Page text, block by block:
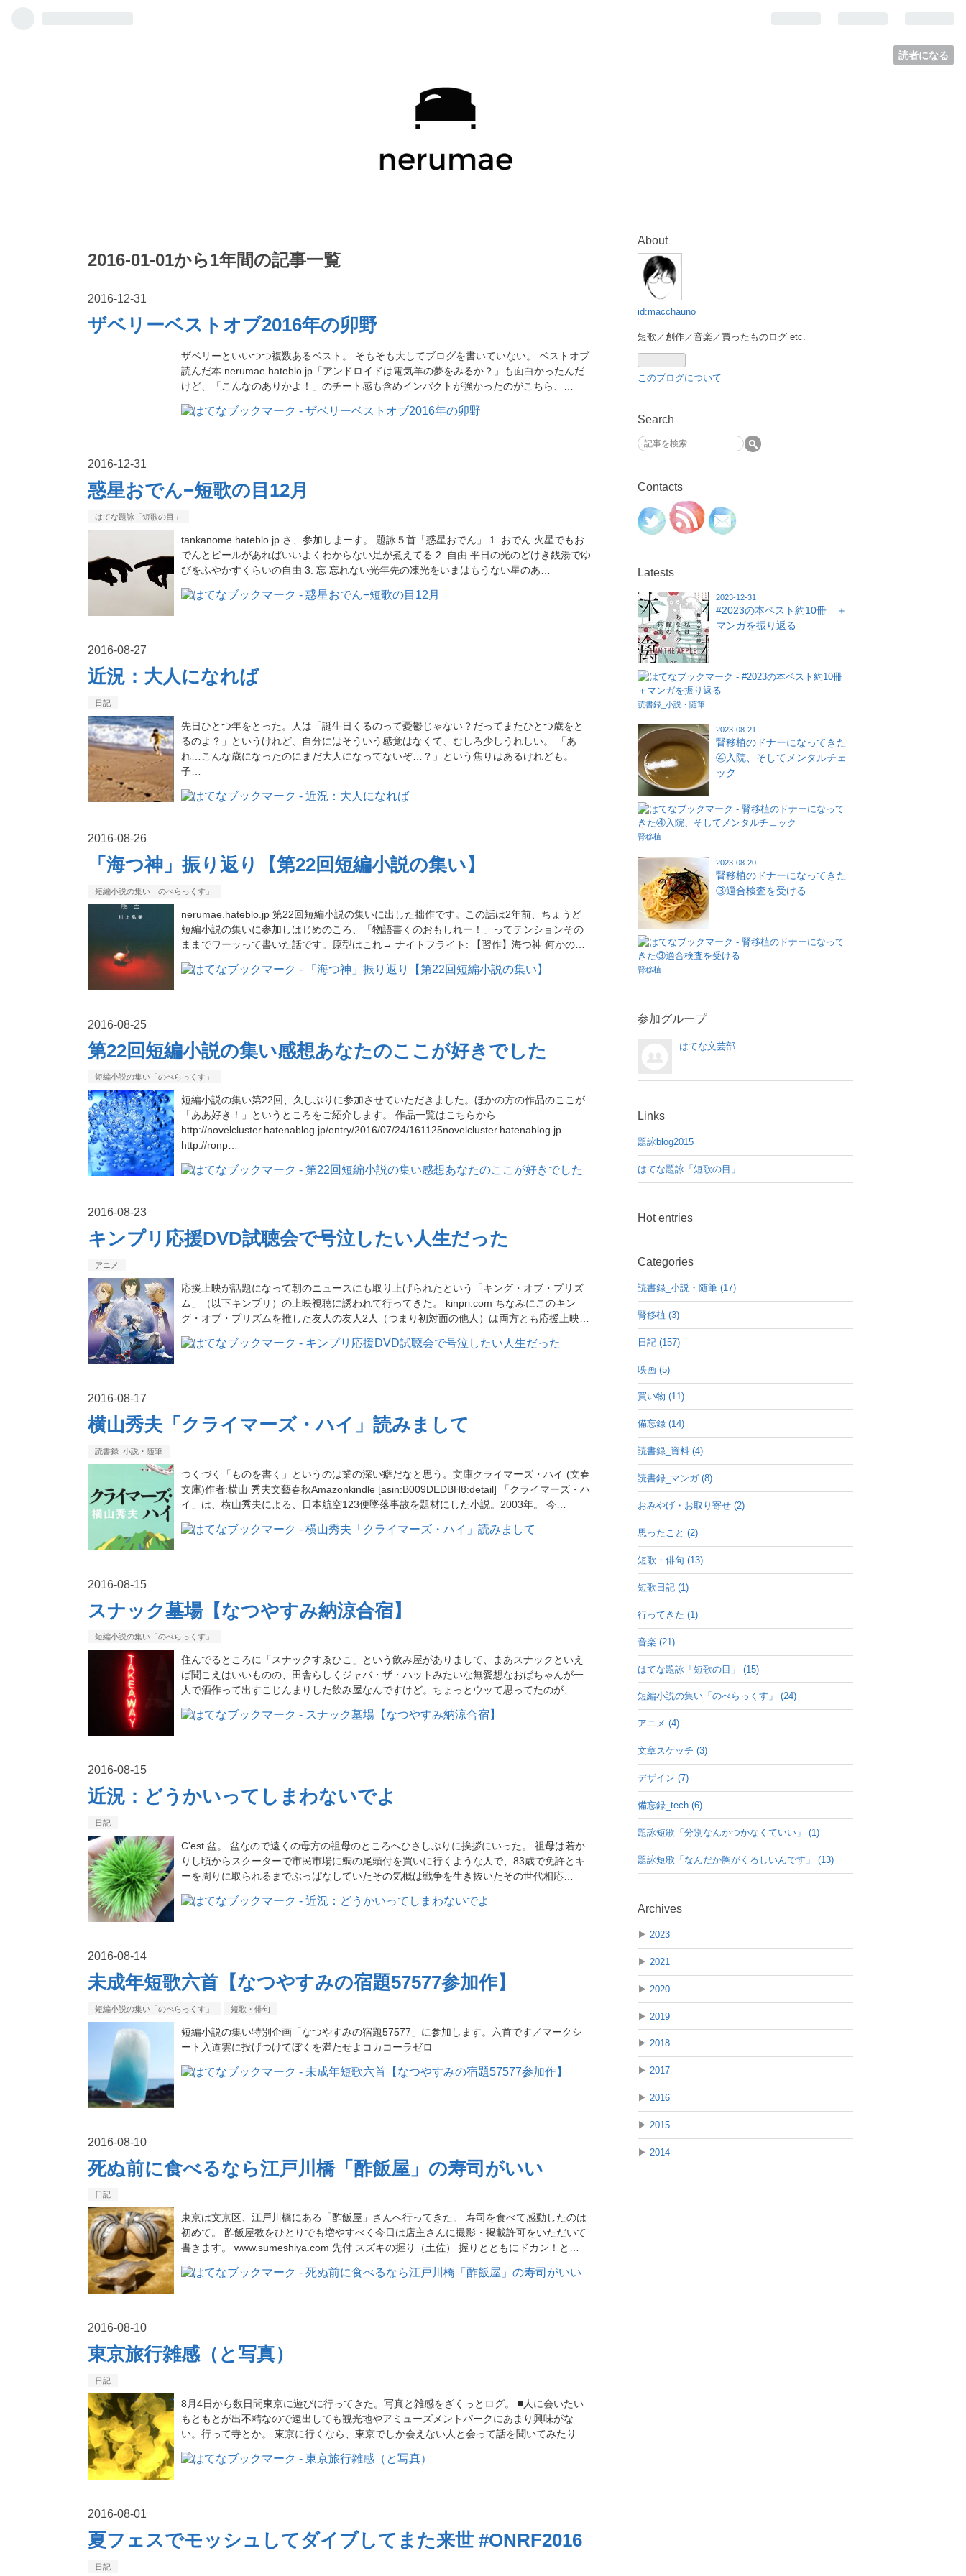
読者になる
2016-01-01から1年間の記事一覧
2016-12-31
ザベリーベストオブ2016年の卯野
ザベリーといいつつ複数あるベスト。 そもそも大してブログを書いていない。 ベストオブ
読んだ本 nerumae.hateblo.jp「アンドロイドは電気羊の夢をみるか？」も面白かったんだ
けど、「こんなのありかよ！」のチート感も含めインパクトが強かったのがこちら、…
2016-12-31
惑星おでん−短歌の目12月
はてな題詠「短歌の目」
tankanome.hateblo.jp さ、参加しまーす。 題詠５首「惑星おでん」 1. おでん 火星でもお
でんとビールがあればいいよくわからない足が煮えてる 2. 自由 平日の光のどけき銭湯でゆ
びをふやかすくらいの自由 3. 忘 忘れない光年先の凍光をいまはもうない星のあ…
2016-08-27
近況：大人になれば
日記
先日ひとつ年をとった。人は「誕生日くるのって憂鬱じゃない？だってまたひとつ歳をと
るのよ？」というけれど、自分にはそういう感覚はなくて、むしろ少しうれしい。 「あ
れ…こんな歳になったのにまだ大人になってないぞ…？」という焦りはあるけれども。
子…
2016-08-26
「海つ神」振り返り【第22回短編小説の集い】
短編小説の集い「のべらっくす」
nerumae.hateblo.jp 第22回短編小説の集いに出した拙作です。この話は2年前、ちょうど
短編小説の集いに参加しはじめのころ、「物語書くのおもしれー！」ってテンションその
ままでワーッって書いた話です。原型はこれ→ ナイトフライト: 【習作】海つ神 何かの…
2016-08-25
第22回短編小説の集い感想あなたのここが好きでした
短編小説の集い「のべらっくす」
短編小説の集い第22回、久しぶりに参加させていただきました。ほかの方の作品のここが
「ああ好き！」というところをご紹介します。 作品一覧はこちらから
http://novelcluster.hatenablog.jp/entry/2016/07/24/161125novelcluster.hatenablog.jp
http://ronp…
2016-08-23
キンプリ応援DVD試聴会で号泣したい人生だった
アニメ
応援上映が話題になって朝のニュースにも取り上げられたという「キング・オブ・プリズ
ム」（以下キンプリ）の上映視聴に誘われて行ってきた。 kinpri.com ちなみにこのキン
グ・オブ・プリズムを推した友人の友人2人（つまり初対面の他人）は両方とも応援上映…
2016-08-17
横山秀夫「クライマーズ・ハイ」読みまして
読書録_小説・随筆
つくづく「ものを書く」というのは業の深い癖だなと思う。文庫クライマーズ・ハイ (文春
文庫)作者:横山 秀夫文藝春秋Amazonkindle [asin:B009DEDBH8:detail] 「クライマーズ・ハ
イ」は、横山秀夫による、日本航空123便墜落事故を題材にした小説。2003年。 今…
2016-08-15
スナック墓場【なつやすみ納涼合宿】
短編小説の集い「のべらっくす」
住んでるところに「スナックすゑひこ」という飲み屋がありまして、まあスナックといえ
ば聞こえはいいものの、田舎らしくジャバ・ザ・ハットみたいな無愛想なおばちゃんが一
人で酒作って出すこじんまりした飲み屋なんですけど。ちょっとウッて思ってたのが、…
2016-08-15
近況：どうかいってしまわないでよ
日記
C'est 盆。 盆なので遠くの母方の祖母のところへひさしぶりに挨拶にいった。 祖母は若か
りし頃からスクーターで市民市場に鯛の尾頭付を買いに行くような人で、83歳で免許とキ
ーを周りに取られるまでぶっぱなしていたその気概は戦争を生き抜いたその世代相応…
2016-08-14
未成年短歌六首【なつやすみの宿題57577参加作】
短編小説の集い「のべらっくす」 短歌・俳句
短編小説の集い特別企画「なつやすみの宿題57577」に参加します。六首です／マークシ
ート入道雲に投げつけてぼくを満たせよコカコーラゼロ
2016-08-10
死ぬ前に食べるなら江戸川橋「酢飯屋」の寿司がいい
日記
東京は文京区、江戸川橋にある「酢飯屋」さんへ行ってきた。 寿司を食べて感動したのは
初めて。 酢飯屋教をひとりでも増やすべく今日は店主さんに撮影・掲載許可をいただいて
書きます。 www.sumeshiya.com 先付 スズキの握り（土佐） 握りとともにドカン！と…
2016-08-10
東京旅行雑感（と写真）
日記
8月4日から数日間東京に遊びに行ってきた。写真と雑感をざくっとログ。 ■人に会いたい
もともとが出不精なので遠出しても観光地やアミューズメントパークにあまり興味がな
い。行って寺とか。 東京に行くなら、東京でしか会えない人と会って話を聞いてみたり…
2016-08-01
夏フェスでモッシュしてダイブしてまた来世 #ONRF2016
日記
About
id:macchauno
短歌／創作／音楽／買ったものログ etc.
このブログについて
Search
Contacts
Latests
2023-12-31
#2023の本ベスト約10冊 ＋
マンガを振り返る
読書録_小説・随筆
2023-08-21
腎移植のドナーになってきた
④入院、そしてメンタルチェ
ック
腎移植
2023-08-20
腎移植のドナーになってきた
③適合検査を受ける
腎移植
参加グループ
はてな文芸部
Links
題詠blog2015
はてな題詠「短歌の目」
Hot entries
Categories
読書録_小説・随筆 (17)
腎移植 (3)
日記 (157)
映画 (5)
買い物 (11)
備忘録 (14)
読書録_資料 (4)
読書録_マンガ (8)
おみやげ・お取り寄せ (2)
思ったこと (2)
短歌・俳句 (13)
短歌日記 (1)
行ってきた (1)
音楽 (21)
はてな題詠「短歌の目」 (15)
短編小説の集い「のべらっくす」 (24)
アニメ (4)
文章スケッチ (3)
デザイン (7)
備忘録_tech (6)
題詠短歌「分別なんかつかなくていい」 (1)
題詠短歌「なんだか胸がくるしいんです」 (13)
Archives
▶ 2023
▶ 2021
▶ 2020
▶ 2019
▶ 2018
▶ 2017
▶ 2016
▶ 2015
▶ 2014